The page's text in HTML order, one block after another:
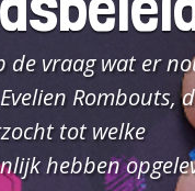
de vraag wat er
Rombouts,
tot welke
hebben